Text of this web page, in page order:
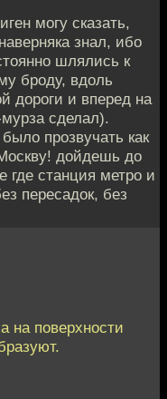
могу сказать,
знал, ибо
шлялись к
броду, вдоль
дороги и вперед на
сделал).
прозвучать как
дойдешь до
где станция метро и
пересадок, без
на поверхности